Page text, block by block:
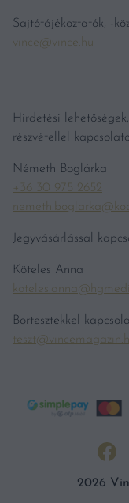
Sajtótájékoztatók, -
vince@vince.hu
Hirdetési
részvétellel
Németh Boglárka
+36 30 975 2652
Jegyvásárlással
Köteles Anna
Bortesztekkel
2026